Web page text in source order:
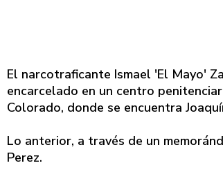
El narcotraficante Ismael 'El Mayo'
encarcelado en un centro
Colorado, donde se encuentra
Lo anterior, a través de un
Perez.